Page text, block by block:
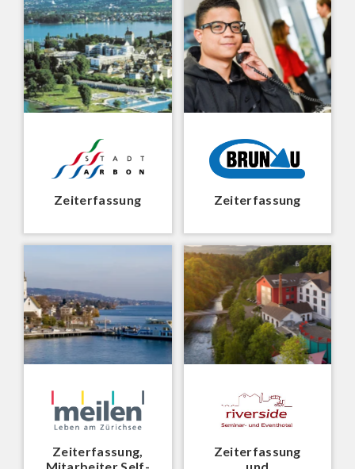
Zeiterfassung Zeiterfassung
Zeiterfassung,
Zeiterfassung